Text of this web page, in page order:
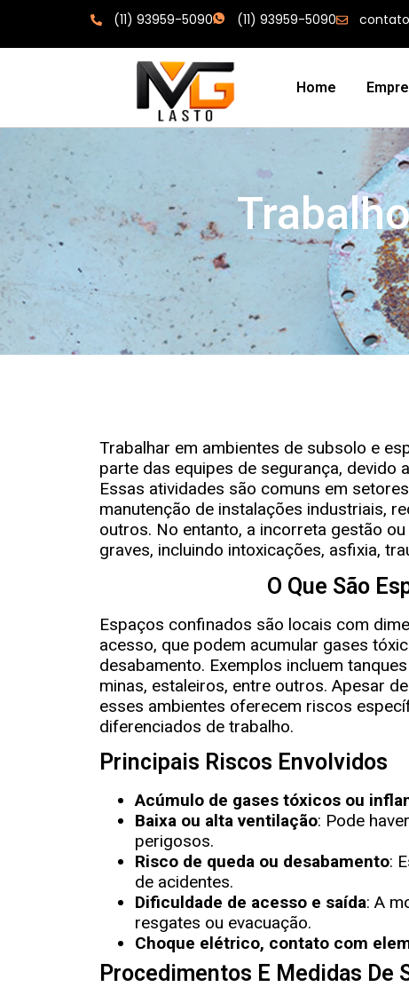
(11) 93959-5090 (11) 93959-5090
Home
Trabalhar em ambientes de subsolo e
parte das equipes de segurança,
Essas atividades são comuns em
manutenção de instalações industriais,
outros. No entanto, a incorreta gestão
graves, incluindo intoxicações, asfixia,
O Que São
Espaços confinados são locais com
acesso, que podem acumular gases
desabamento. Exemplos incluem
minas, estaleiros, entre outros. Apesar
esses ambientes oferecem riscos
diferenciados de trabalho.
Principais Riscos Envolvidos
Acúmulo de gases tóxicos ou
Baixa ou alta ventilação: Pode
perigosos.
Risco de queda ou desabamento:
de acidentes.
Dificuldade de acesso e saída: A
resgates ou evacuação.
Choque elétrico, contato com
Procedimentos E Medidas De